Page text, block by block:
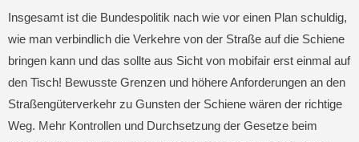
Insgesamt ist die Bundespolitik nach wie vor einen Plan schuldig,
wie man verbindlich die Verkehre von der Straße auf die Schiene
bringen kann und das sollte aus Sicht von mobifair erst einmal auf
den Tisch! Bewusste Grenzen und höhere Anforderungen an den
Straßengüterverkehr zu Gunsten der Schiene wären der richtige
Weg. Mehr Kontrollen und Durchsetzung der Gesetze beim